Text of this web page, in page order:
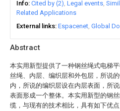
Abstract
本实用新型提供了一种钢丝绳式电梯
丝绳、内层、编织层和外包层，所说
内，所说的编织层设在内层表面，所
表面形成一个整体。本实用新型的钢
缆，与现有的技术相比，具有如下优
Info Cited by (2) Legal events
Related Applications
External links Espacenet Global